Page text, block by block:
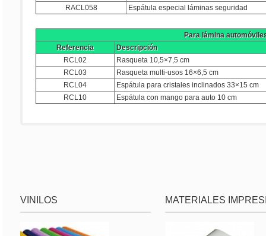
RACL058
Espátula especial láminas seguridad
Para lámina
Referencia
Descripción
RCL02
Rasqueta 10,5×7,5 cm
RCL03
Rasqueta multi-usos 16×6,5 cm
RCL04
Espátula para cristales inclinados 33×15 cm
RCL10
Espátula con mango para auto 10 cm
VINILOS MATERIALES